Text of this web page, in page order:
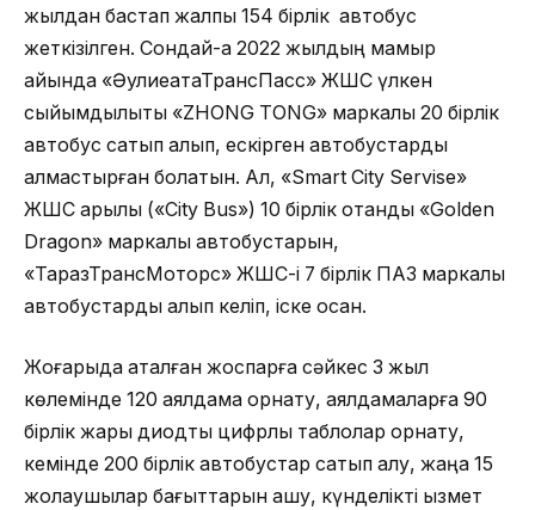
жылдан бастап жалпы 154 бірлік автобус
жеткізілген. Сондай-ақ 2022 жылдың мамыр
айында «ӘулиеатаТрансПасс» ЖШС үлкен
сыйымдылықты «ZHONG TONG» маркалы 20 бірлік
автобус сатып алып, ескірген автобустарды
алмастырған болатын. Ал, «Smart City Servise»
ЖШС арқылы («City Bus») 10 бірлік отандық «Golden
Dragon» маркалы автобустарын,
«ТаразТрансМоторс» ЖШС-і 7 бірлік ПАЗ маркалы
автобустарды алып келіп, іске қосқан.
Жоғарыда аталған жоспарға сәйкес 3 жыл
көлемінде 120 аялдама орнату, аялдамаларға 90
бірлік жарық диодты цифрлық таблолар орнату,
кемінде 200 бірлік автобустар сатып алу, жаңа 15
жолаушылар бағыттарын ашу, күнделікті қызмет